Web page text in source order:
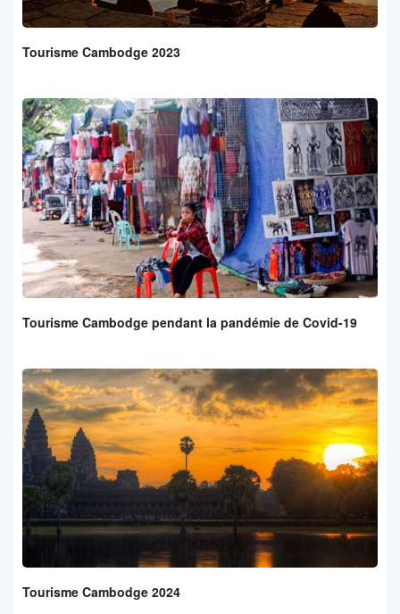
Tourisme Cambodge 2023
Tourisme Cambodge pendant la pandémie de Covid-19
Tourisme Cambodge 2024